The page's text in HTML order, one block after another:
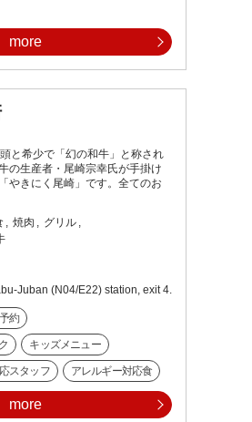
more
と希少で「幻の和牛」と称され
の生産者・尾崎宗幸氏が手掛け
やきにく尾崎」です。全てのお
焼肉
グリル
Juban (N04/E22) station, exit 4.
約
キッズメニュー
スタッフ アレルギー対応食
more